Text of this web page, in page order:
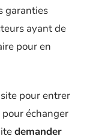
garanties
ayant de
pour en
pour entrer
échanger
demander